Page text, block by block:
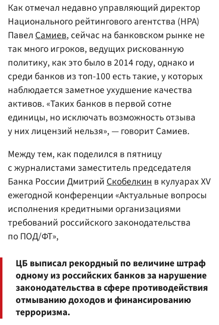
Как отмечал недавно управляющий директор
Национального рейтингового агентства (НРА)
ПавелСамиев, сейчас на банковском рынке не
так много игроков, ведущих рискованную
политику, как это было в 2014 году, однако и
среди банков из топ-100 есть такие, у которых
наблюдается заметное ухудшение качества
активов. «Таких банков в первой сотне
единицы, но исключать возможность отзыва
у них лицензий нельзя», — говорит Самиев.
Между тем, как поделился в пятницу
с журналистами заместитель председателя
Банка России ДмитрийСкобелкинв кулуарах XV
ежегодной конференции «Актуальные вопросы
исполнения кредитными организациями
требований российского законодательства
по ПОД/ФТ»,
ЦБ выписал рекордный по величине штраф
одному из российских банков за нарушение
законодательства в сфере противодействия
отмыванию доходов и финансированию
терроризма.